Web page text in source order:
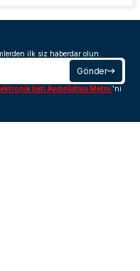
ilk siz haberdar olun.
Gönder
İleti Aydınlatma Metni 'ni